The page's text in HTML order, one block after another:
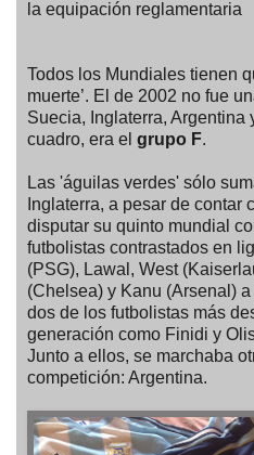
la equipación reglamentaria
Todos los Mundiales tienen
muerte’. El de 2002 no fue
Suecia, Inglaterra, Argentina
cuadro, era el grupo F.
Las 'águilas verdes' sólo
Inglaterra, a pesar de contar
disputar su quinto mundial
futbolistas contrastados en
(PSG), Lawal, West
(Chelsea) y Kanu (Arsenal)
dos de los futbolistas más
generación como Finidi y
Junto a ellos, se marchaba
competición: Argentina.